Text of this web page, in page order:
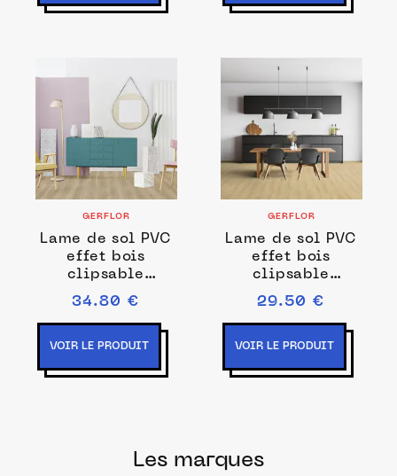
GERFLOR
Lame de sol PVC
effet bois
clipsable
meadow spring
honey Gerflor -
123.88 cm x 21.2
cm x 0.45 cm
34.80 €
VOIR LE PRODUIT
GERFLOR
Lame de sol PVC
effet bois
clipsable
scandinav light
Gerflor - 123.9
cm x 21.2 cm x
0.42 cm
29.50 €
VOIR LE PRODUIT
Les marques